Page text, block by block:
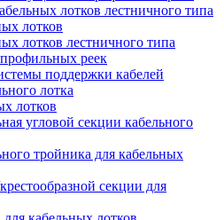
лотков лестничного типа
лотков
лотков лестничного типа
реек
поддержки кабелей
лотка
лотков
угловой секции кабельного
тройника для кабельных
секции для